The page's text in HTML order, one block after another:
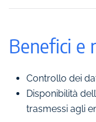
Benefici e
Controllo dei
Disponibilità
trasmessi agli